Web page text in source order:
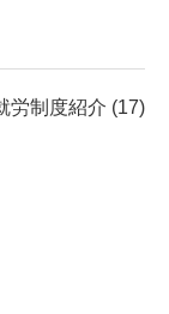
労制度紹介 (17)